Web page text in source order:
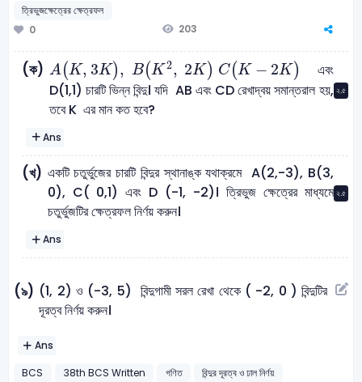
ত্রিভুজক্ষেত্রের ক্ষেত্রফল
0
203
(ক) A(K, 3K), B(K 2, 2K) C(K − 2K )
A (K,3 K),B K2, 2K C(K -2K)
এবং
D(1,1) চারটি ভিন্ন বিন্দু। যদি AB এবং CD রেখাদ্বয় সমান্তরাল হয়,
তবে K এর মান কত হবে?
২.৫
Ans
(খ) একটি চতুর্ভুজের চারটি বিন্দুর স্থানাঙ্ক যথাক্রমে A(2,-3), B(3,
0), C( 0,1) এবং D (-1, -2)। ত্রিভুজ ক্ষেত্রের মাধ্যমে
চতুর্ভুজটির ক্ষেত্রফল নির্ণয় করুন।
২.৫
Ans
(৯) (1, 2) ও (-3, 5) বিন্দুগামী সরল রেখা থেকে ( -2, 0 ) বিন্দুটির
দূরত্ব নির্ণয় করুন।
Ans
BCS
38th BCS Written গণিত
বিন্দুর দূরত্ব ও ঢাল নির্ণয়